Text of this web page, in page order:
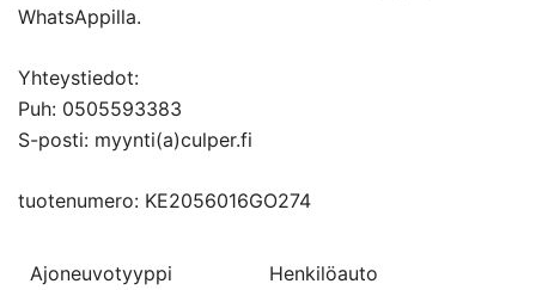
WhatsAppilla.
Yhteystiedot:
Puh: 0505593383
S-posti: myynti(a)culper.fi
tuotenumero: KE2056016GO274
Ajoneuvotyyppi Henkilöauto